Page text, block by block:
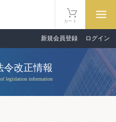
カート
新規会員登録 ログイン
令改正情報
legislation information